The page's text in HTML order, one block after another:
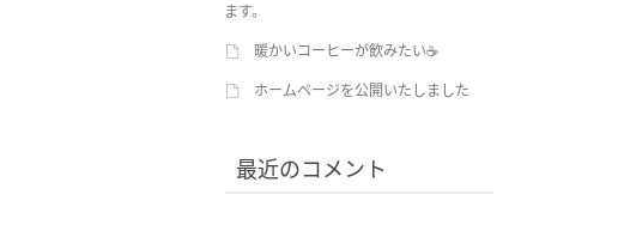
ます。
暖かいコーヒーが飲みたい☕
ホームページを公開いたしました
最近のコメント